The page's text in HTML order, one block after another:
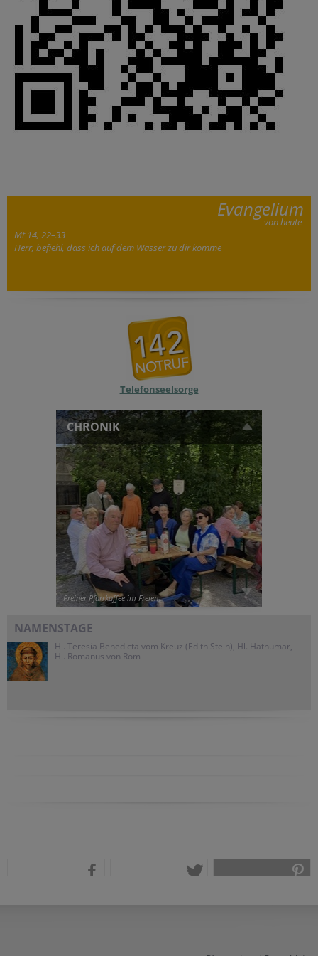
Evangelium
von heute
Mt 14, 22–33
Herr, befiehl, dass ich auf dem Wasser zu dir komme
Telefonseelsorge
CHRONIK
Preiner Pfarrkaffee im Freien
NAMENSTAGE
Hl. Teresia Benedicta vom Kreuz (Edith Stein), Hl. Hathumar,
Hl. Romanus von Rom